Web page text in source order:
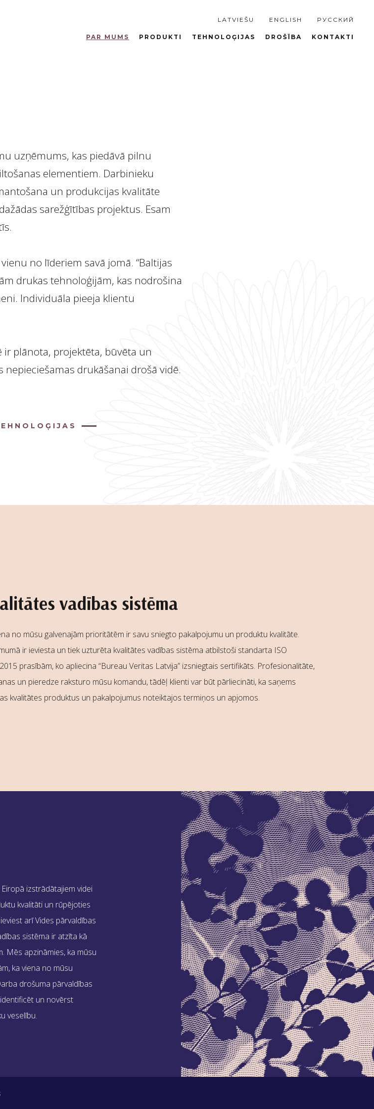
LATVIEŠU ENGLISH PУССКИЙ
PAR MUMS PRODUKTI TEHNOLOĢIJAS DROŠĪBA KONTAKTI
uzņēmums, kas piedāvā pilnu
elementiem. Darbinieku
un produkcijas kvalitāte
sarežģītības projektus. Esam
no līderiem savā jomā. “Baltijas
drukas tehnoloģijām, kas nodrošina
Individuāla pieeja klientu
ir plānota, projektēta, būvēta un
drukāšanai drošā vidē.
vadības sistēma
no mūsu galvenajām prioritātēm ir savu sniegto pakalpojumu un produktu kvalitāte.
ir ieviesta un tiek uzturēta kvalitātes vadības sistēma atbilstoši standarta ISO
prasībām, ko apliecina “Bureau Veritas Latvija” izsniegtais sertifikāts. Profesionalitāte,
un pieredze raksturo mūsu komandu, tādēļ klienti var būt pārliecināti, ka saņems
kvalitātes produktus un pakalpojumus noteiktajos termiņos un apjomos.
izstrādātajiem videi
kvalitāti un rūpējoties
arī Vides pārvaldības
sistēma ir atzīta kā
Mēs apzināmies, ka mūsu
ka viena no mūsu
drošuma pārvaldības
un novērst
veselību.